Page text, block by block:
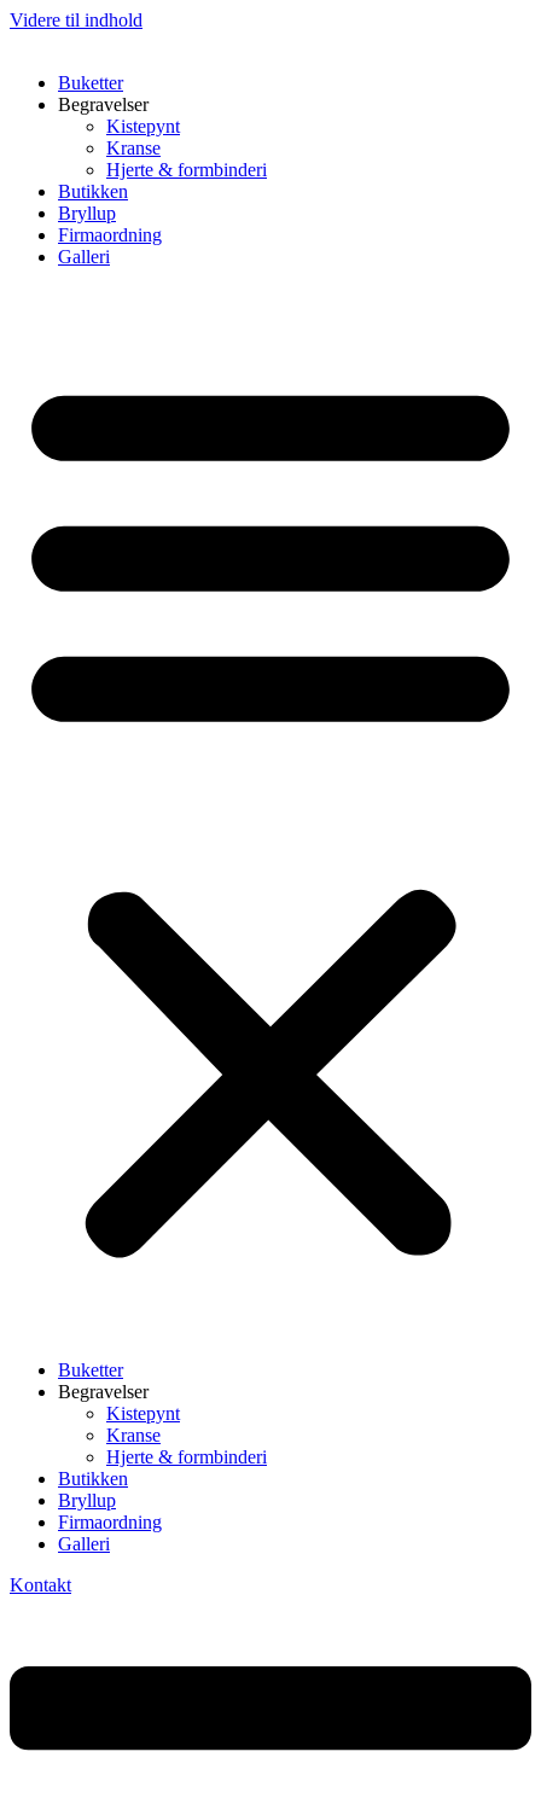
Videre til indhold
Buketter
Begravelser
Kistepynt
Kranse
Hjerte & formbinderi
Butikken
Bryllup
Firmaordning
Galleri
Buketter
Begravelser
Kistepynt
Kranse
Hjerte & formbinderi
Butikken
Bryllup
Firmaordning
Galleri
Kontakt